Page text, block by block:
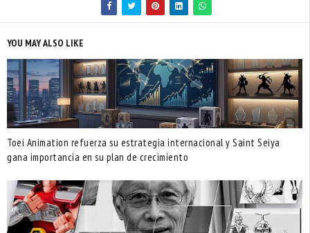
YOU MAY ALSO LIKE
Toei Animation refuerza su estrategia internacional y Saint Seiya
gana importancia en su plan de crecimiento